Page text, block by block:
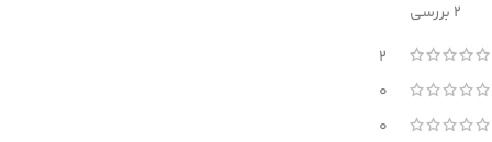
2 بررسی
2
0
0